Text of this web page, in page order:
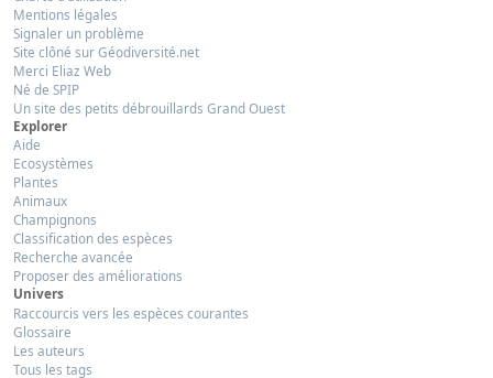
Mentions légales
Signaler un problème
Site clôné sur Géodiversité.net
Merci Eliaz Web
Né de SPIP
Un site des petits débrouillards Grand Ouest
Explorer
Aide
Ecosystèmes
Plantes
Animaux
Champignons
Classification des espèces
Recherche avancée
Proposer des améliorations
Univers
Raccourcis vers les espèces courantes
Glossaire
Les auteurs
Tous les tags